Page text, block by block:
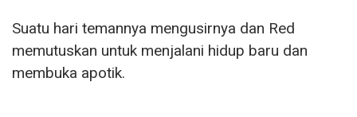
Suatu hari temannya mengusirnya dan Red
memutuskan untuk menjalani hidup baru dan
membuka apotik.